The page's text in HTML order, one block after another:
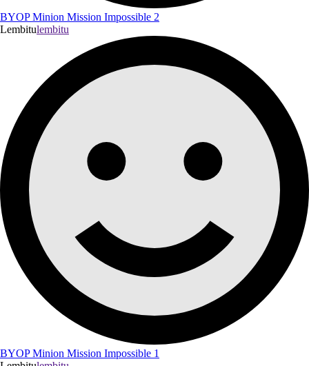
BYOP Minion Mission Impossible 2
Lembitulembitu
BYOP Minion Mission Impossible 1